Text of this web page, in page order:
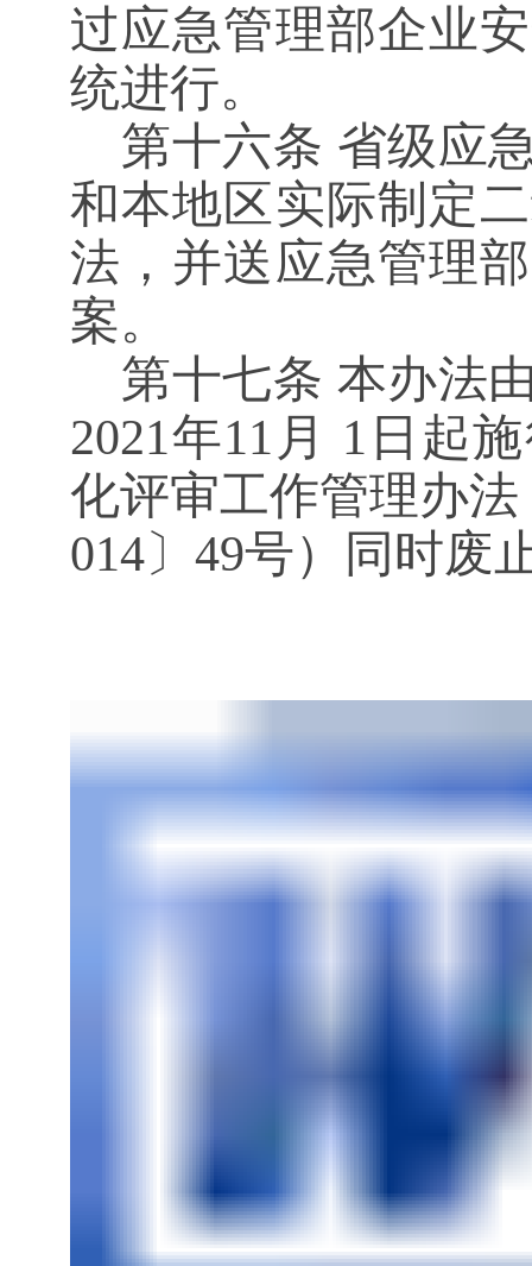
过应急管理部企业
统进行。
第十六条 省级应
和本地区实际制定
法，并送应急管理
案。
第十七条 本办法
2021年11月 1日起
化评审工作管理办
014〕49号）同时废